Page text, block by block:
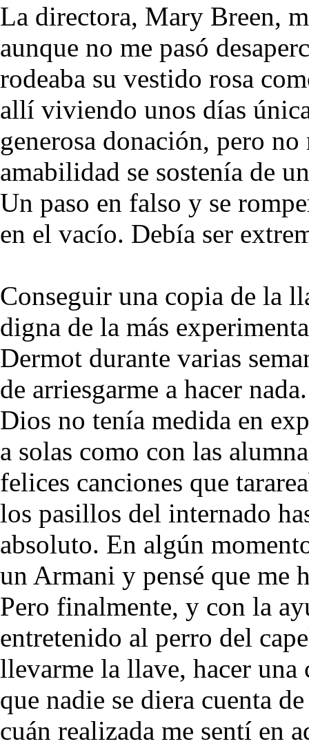
La directora, Mary Breen,
aunque no me pasó
rodeaba su vestido rosa
allí viviendo unos días
generosa donación, pero
amabilidad se sostenía de
Un paso en falso y se
en el vacío. Debía ser
Conseguir una copia de la
digna de la más
Dermot durante varias
de arriesgarme a hacer
Dios no tenía medida en
a solas como con las
felices canciones que
los pasillos del internado
absoluto. En algún
un Armani y pensé que me
Pero finalmente, y con la
entretenido al perro del
llevarme la llave, hacer
que nadie se diera cuenta
cuán realizada me sentí en